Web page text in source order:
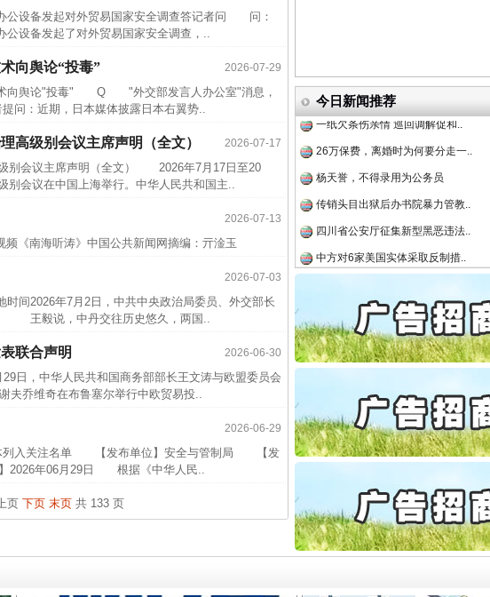
设备发起对外贸易国家安全调查答记者问 问：
公设备发起了对外贸易国家安全调查，..
2026-07-29
向舆论“投毒”
向舆论"投毒" Q "外交部发言人办公室"消息，
问：近期，日本媒体披露日本右翼势..
2026-07-17
高级别会议主席声明（全文）
别会议主席声明（全文） 2026年7月17日至20
别会议在中国上海举行。中华人民共和国主..
2026-07-13
《南海听涛》中国公共新闻网摘编：亓淦玉
2026-07-03
2026年7月2日，中共中央政治局委员、外交部长
。 王毅说，中丹交往历史悠久，两国..
2026-06-30
联合声明
，中华人民共和国商务部部长王文涛与欧盟委员会
夫乔维奇在布鲁塞尔举行中欧贸易投..
2026-06-29
体列入关注名单 【发布单位】安全与管制局 【发
2026年06月29日 根据《中华人民..
页 下页 末页共 133 页
今日新闻推荐
一纸欠条伤亲情 巡回调解促和..
26万保费，离婚时为何要分走一..
杨天誉，不得录用为公务员
传销头目出狱后办书院暴力管教..
四川省公安厅征集新型黑恶违法..
中方对6家美国实体采取反制措..
中国发起首例对外贸易国家安全..
从“无产可执”到“全额执行”
最高检抗诉的疑难复杂刑事案件
事故致5死1伤，四川省安委会挂..
近期涉私家车群死群伤事故多发..
半生相守，一别两宽：这场老年..
一纸欠条伤亲情 巡回调解促和..
杨天誉，不得录用为公务员
传销头目出狱后办书院暴力管教..
四川省公安厅征集新型黑恶违法..
一纸欠条伤亲情 巡回调解促和解.. 行业协会接连发公告
法徽映军营 权益有保障